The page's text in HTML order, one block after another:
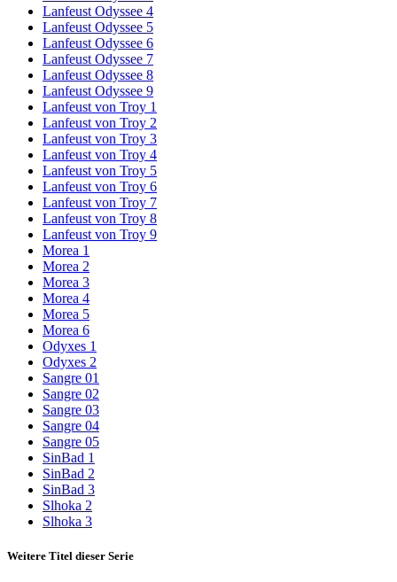
Lanfeust Odyssee 4
Lanfeust Odyssee 5
Lanfeust Odyssee 6
Lanfeust Odyssee 7
Lanfeust Odyssee 8
Lanfeust Odyssee 9
Lanfeust von Troy 1
Lanfeust von Troy 2
Lanfeust von Troy 3
Lanfeust von Troy 4
Lanfeust von Troy 5
Lanfeust von Troy 6
Lanfeust von Troy 7
Lanfeust von Troy 8
Lanfeust von Troy 9
Morea 1
Morea 2
Morea 3
Morea 4
Morea 5
Morea 6
Odyxes 1
Odyxes 2
Sangre 01
Sangre 02
Sangre 03
Sangre 04
Sangre 05
SinBad 1
SinBad 2
SinBad 3
Slhoka 2
Slhoka 3
Weitere Titel dieser Serie